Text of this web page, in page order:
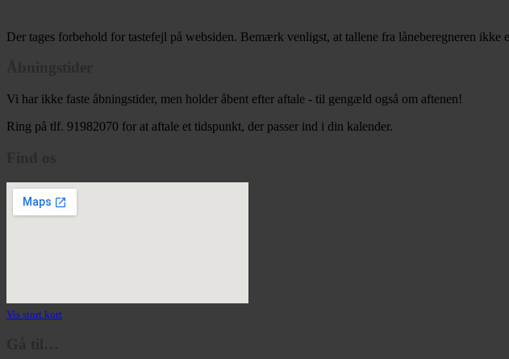
Der tages forbehold for tastefejl på websiden. Bemærk venligst, at tallene fra låneberegneren ikke
Vi har ikke faste åbningstider, men holder åbent efter aftale - til gengæld også om aftenen!
Ring på tlf. 91982070 for at aftale et tidspunkt, der passer ind i din kalender.
Vis stort kort